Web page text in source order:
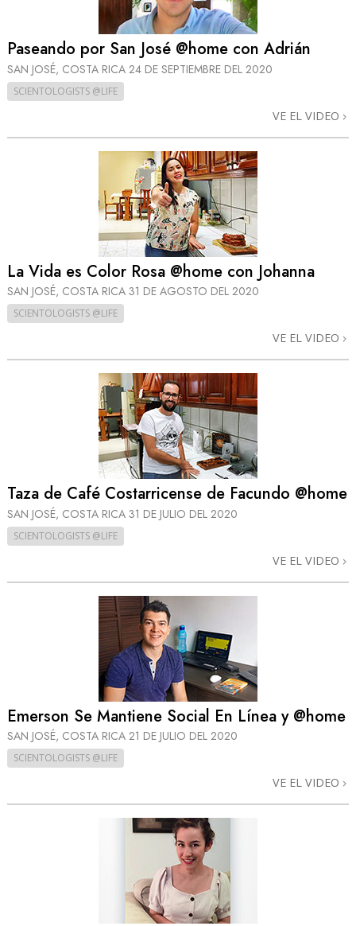
Paseando por San José @home con Adrián
SAN JOSÉ, COSTA RICA 24 DE SEPTIEMBRE DEL 2020
SCIENTOLOGISTS @LIFE
VE EL VIDEO
La Vida es Color Rosa @home con Johanna
SAN JOSÉ, COSTA RICA 31 DE AGOSTO DEL 2020
SCIENTOLOGISTS @LIFE
VE EL VIDEO
Taza de Café Costarricense de Facundo @home
SAN JOSÉ, COSTA RICA 31 DE JULIO DEL 2020
SCIENTOLOGISTS @LIFE
VE EL VIDEO
Emerson Se Mantiene Social En Línea y @home
SAN JOSÉ, COSTA RICA 21 DE JULIO DEL 2020
SCIENTOLOGISTS @LIFE
VE EL VIDEO